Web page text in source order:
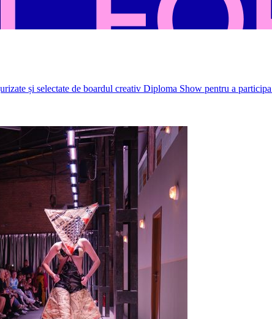
și selectate de boardul creativ Diploma Show pentru a